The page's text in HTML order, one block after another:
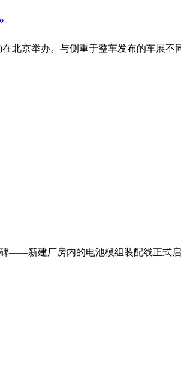
北京举办。与侧重于整车发布的车展不
——新建厂房内的电池模组装配线正式